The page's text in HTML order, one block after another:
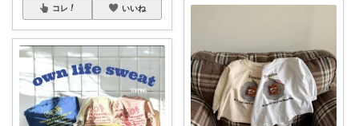
コレ いいね